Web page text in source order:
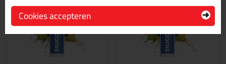
Cookies accepteren